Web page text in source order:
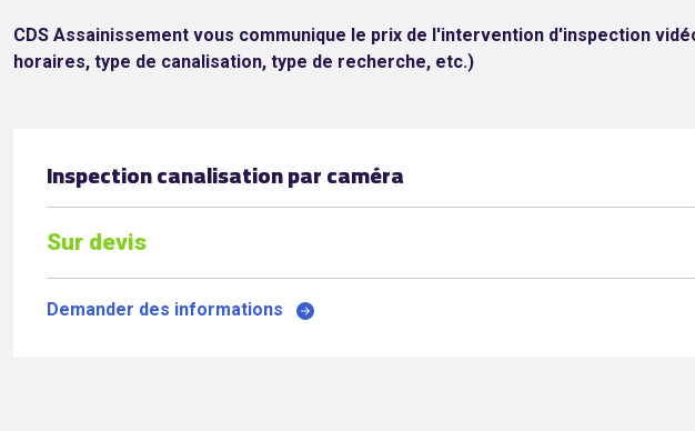
CDS Assainissement vous communique le prix de l'intervention d'inspection
horaires, type de canalisation, type de recherche, etc.)
Inspection canalisation par caméra
Sur devis
Demander des informations